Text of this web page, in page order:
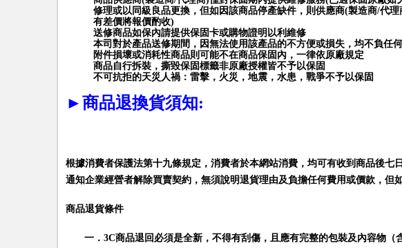
修理或以同級良品更換，但如因該商品停產缺件，則供應商(製造商/代
有差價將報價酌收)
送修商品如保內請提供保固卡或購物證明以利維修
本司對於產品送修期間，因無法使用該產品的不方便或損失，均不負任
附件損壞或消耗性商品則可能不在商品保固內，一律依原廠規定
商品自行拆裝，撕毀保固標籤非原廠授權皆不予以保固
不可抗拒的天災人禍：雷擊，火災，地震，水患，戰爭不予以保固
►商品退換貨須知:
根據消費者保護法第十九條規定，消費者於本網站消費，均可有收到商品後七
通知企業經營者解除買賣契約，無須說明退貨理由及負擔任何費用或價款，但
商品退貨條件
一．3C商品退回必須是全新，不得有刮傷，且應有完整的包裝及內容物（